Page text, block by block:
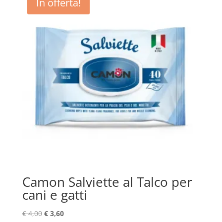
In offerta!
Camon Salviette al Talco per
cani e gatti
€4,00 Il
€3,60Il